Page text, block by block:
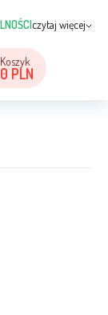
czytaj więcej
Koszyk
0 PLN